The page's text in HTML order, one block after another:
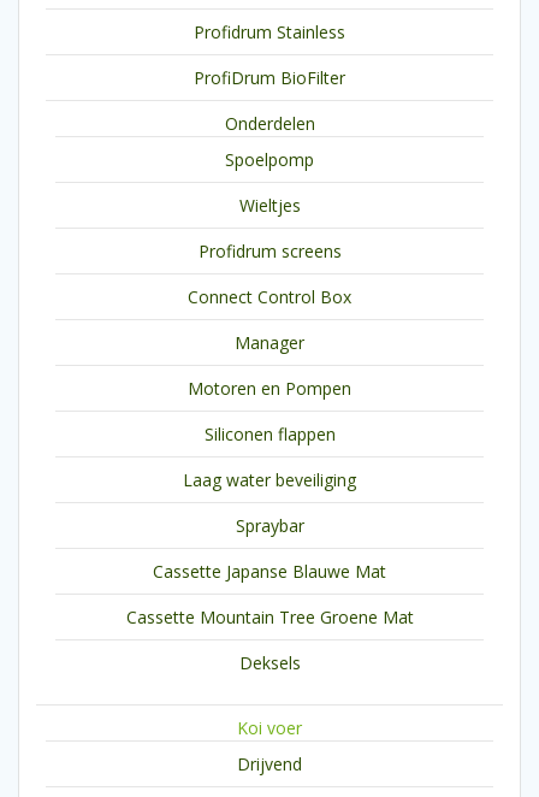
Profidrum Stainless
ProfiDrum BioFilter
Onderdelen
Spoelpomp
Wieltjes
Profidrum screens
Connect Control Box
Manager
Motoren en Pompen
Siliconen flappen
Laag water beveiliging
Spraybar
Cassette Japanse Blauwe Mat
Cassette Mountain Tree Groene Mat
Deksels
Koi voer
Drijvend